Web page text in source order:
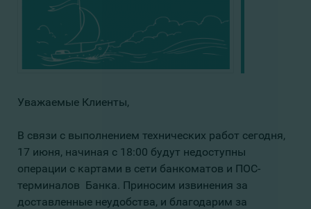
Уважаемые Клиенты,
В связи с выполнением технических работ сегодня,
17 июня, начиная с 18:00 будут недоступны
операции с картами в сети банкоматов и ПОС-
терминалов Банка. Приносим извинения за
доставленные неудобства, и благодарим за